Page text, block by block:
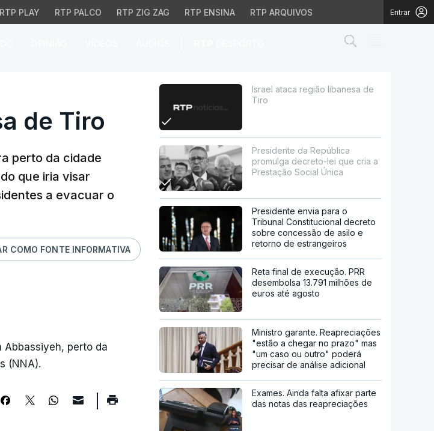
RTP PLAY RTP PALCO RTP ZIG ZAG RTP ENSINA RTP ARQUIVOS Entrar
Tiro
de Tiro
perto da cidade
que iria visar
a evacuar o
COMO FONTE INFORMATIVA
Abbassiyeh, perto da
(NNA).
Israel ataca região libanesa de
Tiro
Presidente da República
promulga decreto-lei que cria a
Prestação Social Única
Presidente envia para o
Tribunal Constitucional decreto
sobre concessão de asilo e
retorno de estrangeiros
Reta final de execução. PRR
desembolsa 13.791 milhões de
euros até agosto
Ministro garante. Reapreciações
"estão a chegar no prazo" mas
"um caso ou outro" poderá
precisar de análise adicional
Exames. Ainda falta afixar parte
das notas das reapreciações